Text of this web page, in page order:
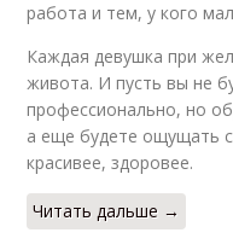
работа и тем, у кого
Каждая девушка при
живота. И пусть вы не
профессионально, но
а еще будете ощущать
красивее, здоровее.
Читать дальше →